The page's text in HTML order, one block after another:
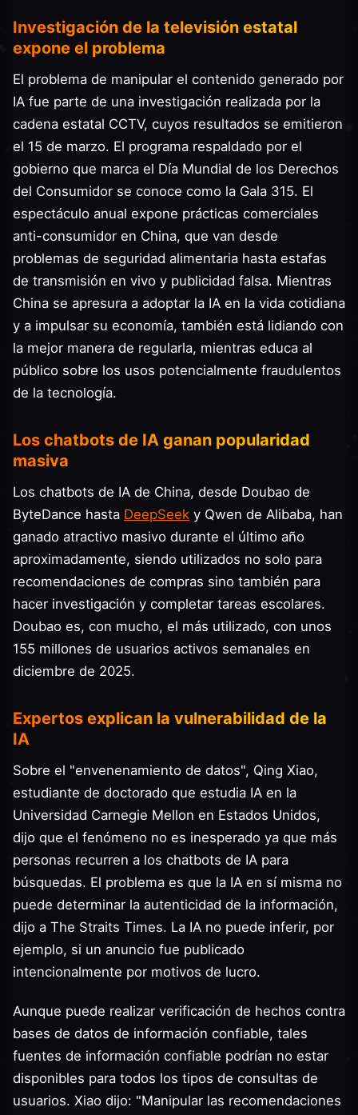
Investigación de la televisión estatal
expone el problema
El problema de manipular el contenido generado por
IA fue parte de una investigación realizada por la
cadena estatal CCTV, cuyos resultados se emitieron
el 15 de marzo. El programa respaldado por el
gobierno que marca el Día Mundial de los Derechos
del Consumidor se conoce como la Gala 315. El
espectáculo anual expone prácticas comerciales
anti-consumidor en China, que van desde
problemas de seguridad alimentaria hasta estafas
de transmisión en vivo y publicidad falsa. Mientras
China se apresura a adoptar la IA en la vida cotidiana
y a impulsar su economía, también está lidiando con
la mejor manera de regularla, mientras educa al
público sobre los usos potencialmente fraudulentos
de la tecnología.
Los chatbots de IA ganan popularidad
masiva
Los chatbots de IA de China, desde Doubao de
ByteDance hasta DeepSeek y Qwen de Alibaba, han
ganado atractivo masivo durante el último año
aproximadamente, siendo utilizados no solo para
recomendaciones de compras sino también para
hacer investigación y completar tareas escolares.
Doubao es, con mucho, el más utilizado, con unos
155 millones de usuarios activos semanales en
diciembre de 2025.
Expertos explican la vulnerabilidad de la
IA
Sobre el "envenenamiento de datos", Qing Xiao,
estudiante de doctorado que estudia IA en la
Universidad Carnegie Mellon en Estados Unidos,
dijo que el fenómeno no es inesperado ya que más
personas recurren a los chatbots de IA para
búsquedas. El problema es que la IA en sí misma no
puede determinar la autenticidad de la información,
dijo a The Straits Times. La IA no puede inferir, por
ejemplo, si un anuncio fue publicado
intencionalmente por motivos de lucro.
Aunque puede realizar verificación de hechos contra
bases de datos de información confiable, tales
fuentes de información confiable podrían no estar
disponibles para todos los tipos de consultas de
usuarios. Xiao dijo: "Manipular las recomendaciones